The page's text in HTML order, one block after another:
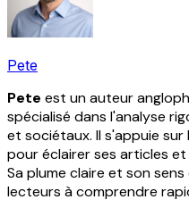
Pete
Pete est un auteur
spécialisé dans l'analyse
et sociétaux. Il s'appuie
pour éclairer ses articles
Sa plume claire et son
lecteurs à comprendre